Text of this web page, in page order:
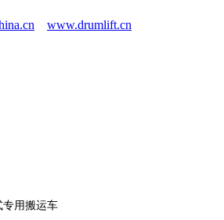
www.drumlift.cn
专用搬运车